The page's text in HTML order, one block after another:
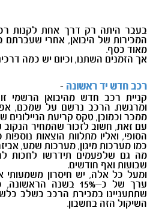
בעבר היתה רק דרך אחת לקנות
המכירות של היבואן, אחרי שעברתם
מאוד כסף.
אך הזמנים השתנו, וכיום יש כמה
רכב חדש יד ראשונה -
קניית רכב חדש מהיבואן הרשמי
ומרגשת. הרכב נרשם על שמכם,
ממכר וכמובן, טקס קריעת הניילונים
עם זאת, חשוב לזכור שהמחיר
הסופי, ואליו מתלוות הוצאות נוספות
כמו מערכות מיגון, מערכות שמע,
מה גם שלפעמים תידרשו לחכות
שבועות ואף חודשים.
ומעל כל אלה, יש חיסרון
ערך של כ–15% בשנה
שתתעניינו במכירת הרכב בשלב
השיקול הזה בחשבון.